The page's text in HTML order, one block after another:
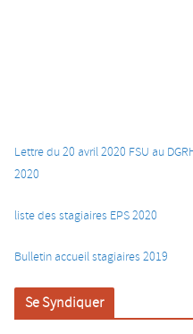
Lettre du 20 avril 2020 FSU au
2020
liste des stagiaires EPS 2020
Bulletin accueil stagiaires 2019
Se Syndiquer